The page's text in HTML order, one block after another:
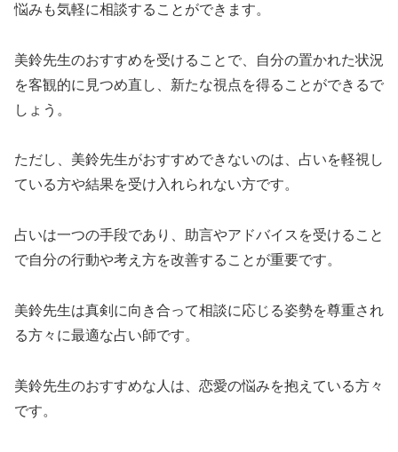
悩みも気軽に相談することができます。
美鈴先生のおすすめを受けることで、自分の置かれた状況
を客観的に見つめ直し、新たな視点を得ることができるで
しょう。
ただし、美鈴先生がおすすめできないのは、占いを軽視し
ている方や結果を受け入れられない方です。
占いは一つの手段であり、助言やアドバイスを受けること
で自分の行動や考え方を改善することが重要です。
美鈴先生は真剣に向き合って相談に応じる姿勢を尊重され
る方々に最適な占い師です。
美鈴先生のおすすめな人は、恋愛の悩みを抱えている方々
です。